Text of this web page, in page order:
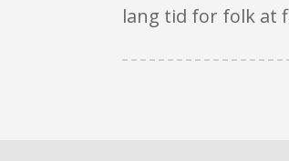
lang tid for folk at